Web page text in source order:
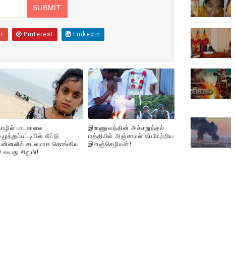
அழிப்பிற்கு நீதி கேட்டு நடைபெற்ற கவனயீர்ப்புப் போராட்டத்தில்
விடியோ)
காலெக்ஷன் செய்த திரைப்படம் ! எங்கு தெரியுமா?
Pinterest Linkedin
பாடசாலை
வீட்டு
சடலமாக தொங்கிய
வயது சிறுமி!
இராணுவத்தின் அச்சறுத்தல்
மத்தியில் அஞ்சாமல் தீபமேற்றிய
இளஞ்செழியன்!